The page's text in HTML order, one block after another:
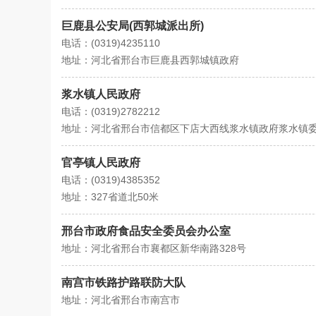
巨鹿县公安局(西郭城派出所)
电话：(0319)4235110
地址：河北省邢台市巨鹿县西郭城镇政府
浆水镇人民政府
电话：(0319)2782212
地址：河北省邢台市信都区下店大西线浆水镇政府浆水镇
官亭镇人民政府
电话：(0319)4385352
地址：327省道北50米
邢台市政府食品安全委员会办公室
地址：河北省邢台市襄都区新华南路328号
南宫市铁路护路联防大队
地址：河北省邢台市南宫市